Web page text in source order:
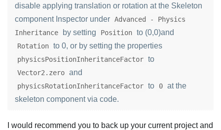
disable applying translation or rotation at the Skeleton
component Inspector under Advanced - Physics
Inheritance
by setting Position to (0,0)and
Rotation to 0, or by setting the properties
physicsPositionInheritanceFactor to
Vector2.zero and
physicsRotationInheritanceFactor to 0 at the
skeleton component via code.
I would recommend you to back up your current project and